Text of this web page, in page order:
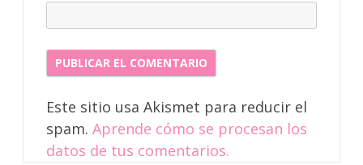
Este sitio usa Akismet para reducir el
spam. Aprende cómo se procesan los
datos de tus comentarios.